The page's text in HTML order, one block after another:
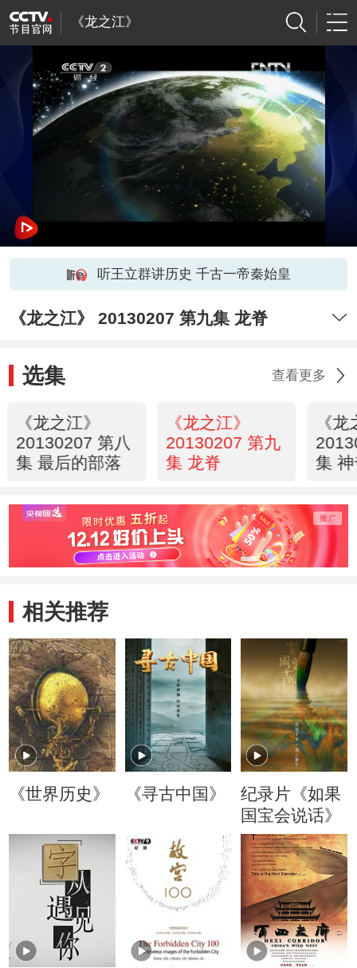
《龙之江》
听王立群讲历史 千古一帝秦始皇
《龙之江》 20130207 第九集 龙脊
选集 查看更多
《龙之江》
20130207 第八
集 最后的部落
《龙之江》
20130207 第九
集 龙脊
《
集
相关推荐
《世界历史》 《寻古中国》
纪录片《如果
国宝会说话》